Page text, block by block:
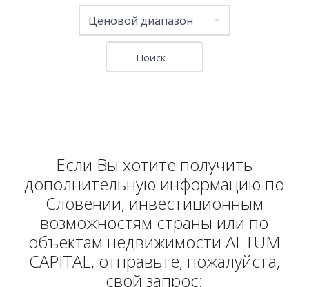
Ценовой диапазон
Если Вы хотите получить
дополнительную информацию по
Словении, инвестиционным
возможностям страны или по
объектам недвижимости ALTUM
CAPITAL, отправьте, пожалуйста,
свой запрос: